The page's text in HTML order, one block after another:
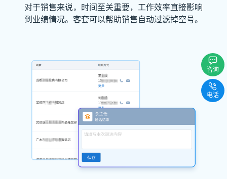
对于销售来说，时间至关重要，工作效率直接影响
到业绩情况。客套可以帮助销售自动过滤掉空号。
咨询
电话